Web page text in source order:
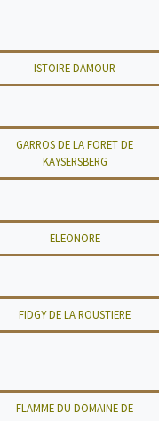
ISTOIRE DAMOUR
GARROS DE LA FORET DE
KAYSERSBERG
ELEONORE
FIDGY DE LA ROUSTIERE
FLAMME DU DOMAINE DE